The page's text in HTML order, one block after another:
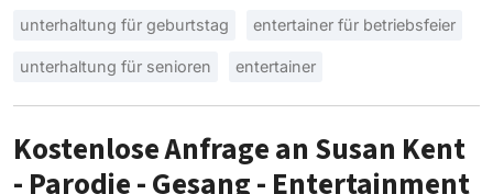
unterhaltung für geburtstag entertainer für betriebsfeier
unterhaltung für senioren entertainer
Kostenlose Anfrage an Susan Kent
- Parodie - Gesang - Entertainment